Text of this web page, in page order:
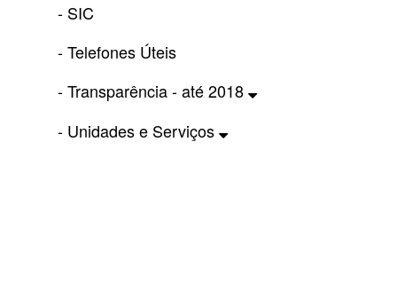
- SIC
- Telefones Úteis
- Transparência - até 2018
- Unidades e Serviços